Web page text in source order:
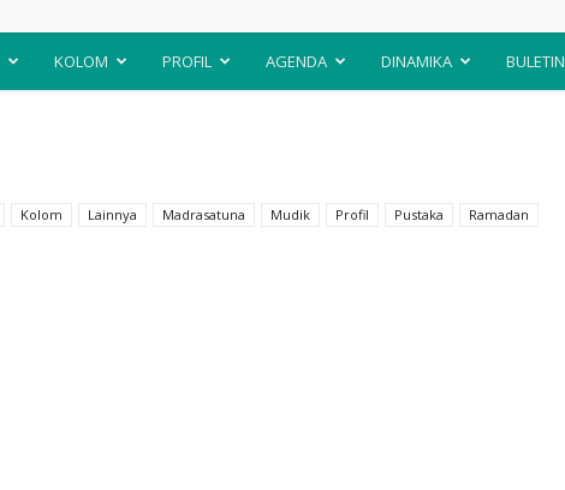
KOLOM PROFIL AGENDA DINAMIKA BULETIN
Kolom Lainnya Madrasatuna Mudik Profil Pustaka Ramadan